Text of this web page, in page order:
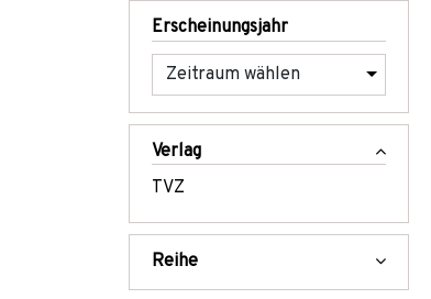
Erscheinungsjahr
Verlag
TVZ
Reihe